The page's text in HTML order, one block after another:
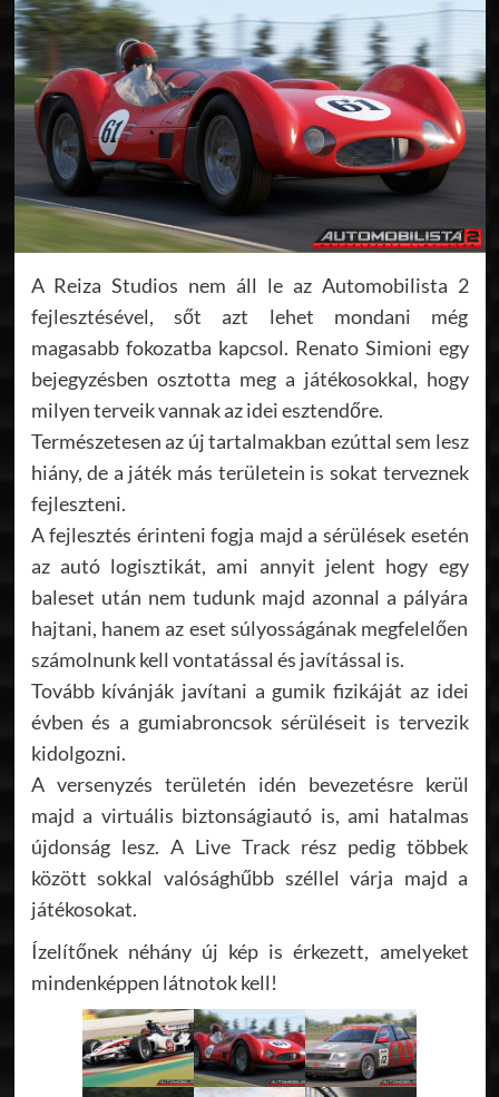
A Reiza Studios nem áll le az Automobilista 2
fejlesztésével, sőt azt lehet mondani még
magasabb fokozatba kapcsol. Renato Simioni egy
bejegyzésben osztotta meg a játékosokkal, hogy
milyen terveik vannak az idei esztendőre.
Természetesen az új tartalmakban ezúttal sem lesz
hiány, de a játék más területein is sokat terveznek
fejleszteni.
A fejlesztés érinteni fogja majd a sérülések esetén
az autó logisztikát, ami annyit jelent hogy egy
baleset után nem tudunk majd azonnal a pályára
hajtani, hanem az eset súlyosságának megfelelően
számolnunk kell vontatással és javítással is.
Tovább kívánják javítani a gumik fizikáját az idei
évben és a gumiabroncsok sérüléseit is tervezik
kidolgozni.
A versenyzés területén idén bevezetésre kerül
majd a virtuális biztonságiautó is, ami hatalmas
újdonság lesz. A Live Track rész pedig többek
között sokkal valósághűbb széllel várja majd a
játékosokat.
Ízelítőnek néhány új kép is érkezett, amelyeket
mindenképpen látnotok kell!